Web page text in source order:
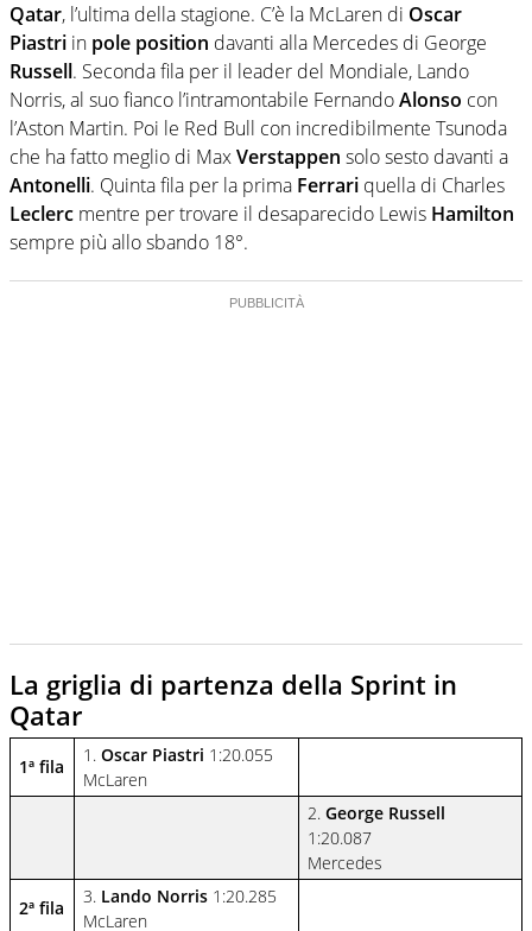
Qatar, l’ultima della stagione. C’è la McLaren di Oscar
Piastri in pole position davanti alla Mercedes di George
Russell. Seconda fila per il leader del Mondiale, Lando
Norris, al suo fianco l’intramontabile FernandoAlonso con
l’Aston Martin. Poi le Red Bull con incredibilmente Tsunoda
che ha fatto meglio di MaxVerstappen solo sesto davanti a
Antonelli. Quinta fila per la prima Ferrari quella di Charles
Leclerc mentre per trovare il desaparecido Lewis Hamilton
sempre più allo sbando 18°.
La griglia di partenza della Sprint in
Qatar
1ª fila
1.Oscar Piastri 1:20.055
McLaren
2.George Russell
1:20.087
Mercedes
2ª fila
3. Lando Norris 1:20.285
McLaren